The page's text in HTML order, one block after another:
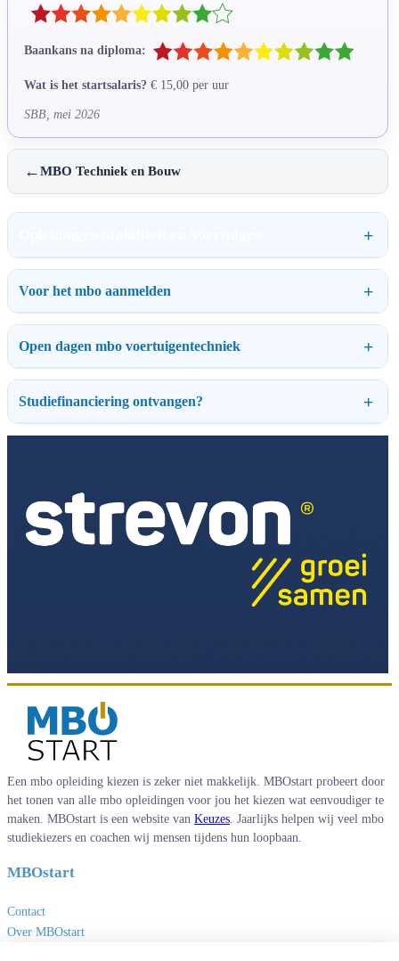
Baankans na diploma:
Wat is het startsalaris? € 15,00 per uur
SBB, mei 2026
←MBO Techniek en Bouw
Voor het mbo aanmelden
Open dagen mbo voertuigentechniek
Studiefinanciering ontvangen?
Een mbo opleiding kiezen is zeker niet makkelijk. MBOstart probeert door
het tonen van alle mbo opleidingen voor jou het kiezen wat eenvoudiger te
maken. MBOstart is een website van Keuzes . Jaarlijks helpen wij veel mbo
studiekiezers en coachen wij mensen tijdens hun loopbaan.
MBOstart
Contact
Over MBOstart